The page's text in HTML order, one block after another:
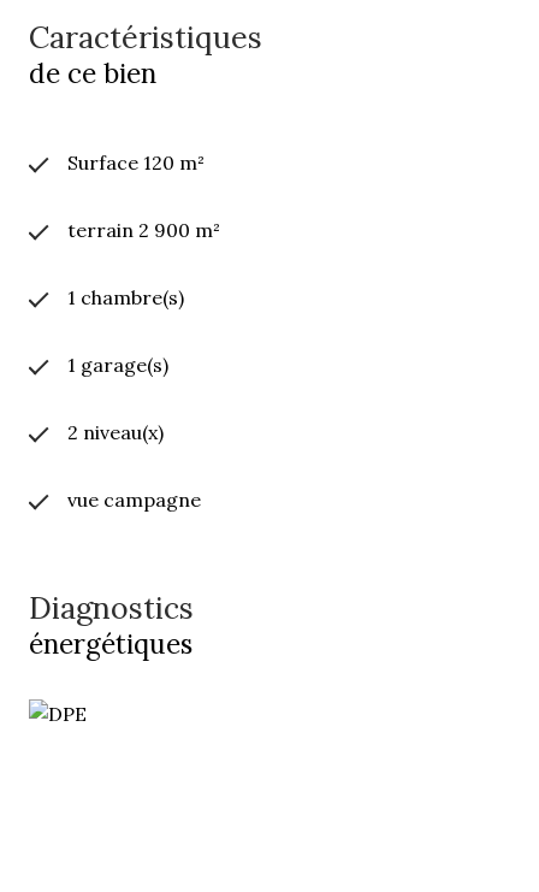
Caractéristiques
de ce bien
Surface 120 m²
terrain 2 900 m²
1 chambre(s)
1 garage(s)
2 niveau(x)
vue campagne
Diagnostics
énergétiques